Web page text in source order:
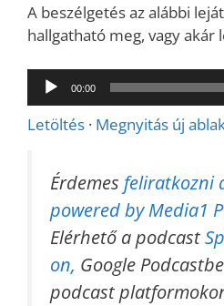
A beszélgetés az alábbi
hallgatható meg, vagy akár
Audió
lejátszó
00:00
Letöltés · Megnyitás új
Érdemes feliratkozni
powered by Media1
Elérhető a podcast
on, Google
podcast